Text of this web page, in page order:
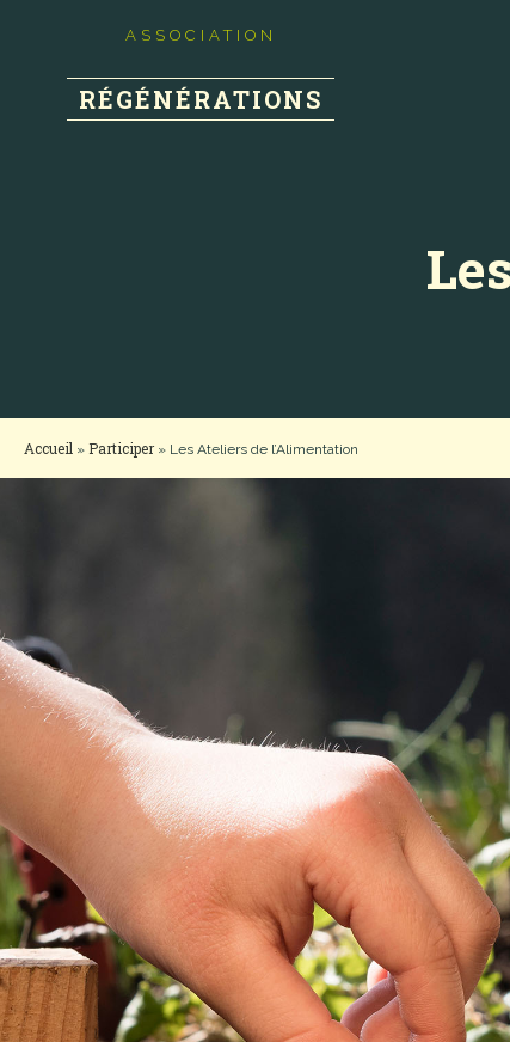
ASSOCIATION
RÉGÉNÉRATIONS
Accueil » Participer » Les Ateliers de l’Alimentation